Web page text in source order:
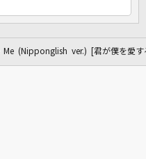
Me (Nipponglish ver.) [君が僕を愛す